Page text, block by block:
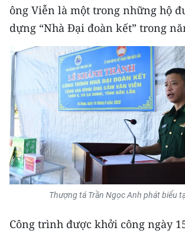
Video
Media Kinh tế
Media Văn hóa
Media Xã hội
Media Pháp luật
Media Du lịch
Media Thế giới
Media Thể thao
ông Viễn là một trong những hộ
dựng “Nhà Đại đoàn kết” trong
Thượng tá Trần Ngọc Anh phát biểu
Công trình được khởi công ngày